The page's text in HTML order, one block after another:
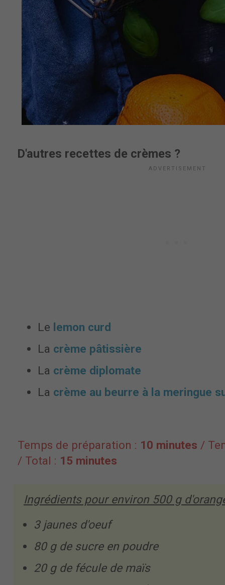
D'autres recettes de crèmes ?
Le lemon curd
La crème pâtissière
La crème diplomate
La crème au beurre à la meringue
Temps de préparation : 10 minutes /
/ Total : 15 minutes
Ingrédients pour environ 500 g
3 jaunes d'oeuf
80 g de sucre en poudre
20 g de fécule de maïs